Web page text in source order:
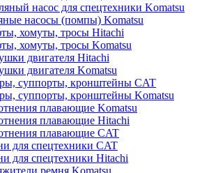
насос для спецтехники Komatsu
насосы (помпы) Komatsu
хомуты, тросы Hitachi
хомуты, тросы Komatsu
двигателя Hitachi
двигателя Komatsu
суппорты, кронштейны CAT
суппорты, кронштейны Komatsu
плавающие Komatsu
плавающие Hitachi
плавающие CAT
для спецтехники CAT
для спецтехники Hitachi
ремня Komatsu